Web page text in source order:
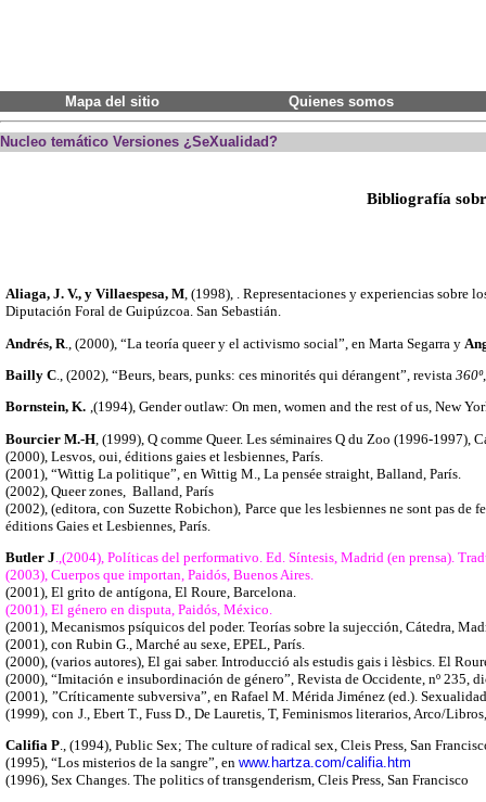
Mapa del sitio Quienes somos
Nucleo temático Versiones ¿SeXualidad?
Bibliografía
Aliaga, J. V., y Villaespesa, M, (1998), . Representaciones y experiencias sobre
Diputación Foral de Guipúzcoa. San Sebastián.
Andrés, R ., (2000), “La teoría queer y el activismo social”, en Marta Segarra y
Bailly C ., (2002), “Beurs, bears, punks: ces minorités qui dérangent”, revista 360º
Bornstein, K. ,(1994), Gender outlaw: On men, women and the rest of us, New
Bourcier M.-H , (1999), Q comme Queer. Les séminaires Q du Zoo (1996-1997),
(2000), Lesvos, oui, éditions gaies et lesbiennes, París.
(2001), “Wittig La politique”, en Wittig M., La pensée straight, Balland, París.
(2002), Queer zones, Balland, París
(2002), (editora, con Suzette Robichon), Parce que les lesbiennes ne sont pas
éditions Gaies et Lesbiennes, París.
Butler J .,(2004), Políticas del performativo. Ed. Síntesis, Madrid (en prensa).
(2003), Cuerpos que importan, Paidós, Buenos Aires.
(2001), El grito de antígona, El Roure, Barcelona.
(2001), El género en disputa, Paidós, México.
(2001), Mecanismos psíquicos del poder. Teorías sobre la sujección, Cátedra,
(2001), con Rubin G., Marché au sexe, EPEL, París.
(2000), (varios autores), El gai saber. Introducció als estudis gais i lèsbics. El
(2000), “Imitación e insubordinación de género”, Revista de Occidente, nº 235,
(2001), ”Críticamente subversiva”, en Rafael M. Mérida Jiménez (ed.).
(1999), con J., Ebert T., Fuss D., De Lauretis, T, Feminismos literarios, Arco/
Califia P., (1994), Public Sex; The culture of radical sex, Cleis Press, San
(1995), “Los misterios de la sangre”, en www.hartza.com/califia.htm
(1996), Sex Changes. The politics of transgenderism, Cleis Press, San Francisco